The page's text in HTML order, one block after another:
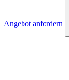
Angebot anfordern